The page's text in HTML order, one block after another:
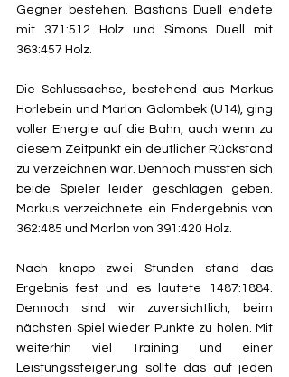
Gegner bestehen. Bastians Duell endete
mit 371:512 Holz und Simons Duell mit
363:457 Holz.
Die Schlussachse, bestehend aus Markus
Horlebein und Marlon Golombek (U14), ging
voller Energie auf die Bahn, auch wenn zu
diesem Zeitpunkt ein deutlicher Rückstand
zu verzeichnen war. Dennoch mussten sich
beide Spieler leider geschlagen geben.
Markus verzeichnete ein Endergebnis von
362:485 und Marlon von 391:420 Holz.
Nach knapp zwei Stunden stand das
Ergebnis fest und es lautete 1487:1884.
Dennoch sind wir zuversichtlich, beim
nächsten Spiel wieder Punkte zu holen. Mit
weiterhin viel Training und einer
Leistungssteigerung sollte das auf jeden